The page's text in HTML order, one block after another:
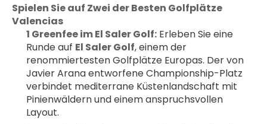
Spielen Sie auf Zwei der Besten Golfplätze
Valencias
1 Greenfee im El Saler Golf: Erleben Sie eine
Runde auf El Saler Golf, einem der
renommiertesten Golfplätze Europas. Der von
Javier Arana entworfene Championship-Platz
verbindet mediterrane Küstenlandschaft mit
Pinienwäldern und einem anspruchsvollen
Layout.